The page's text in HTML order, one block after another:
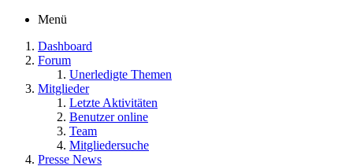
Menü
Dashboard
Forum
Unerledigte Themen
Mitglieder
Letzte Aktivitäten
Benutzer online
Team
Mitgliedersuche
Presse News